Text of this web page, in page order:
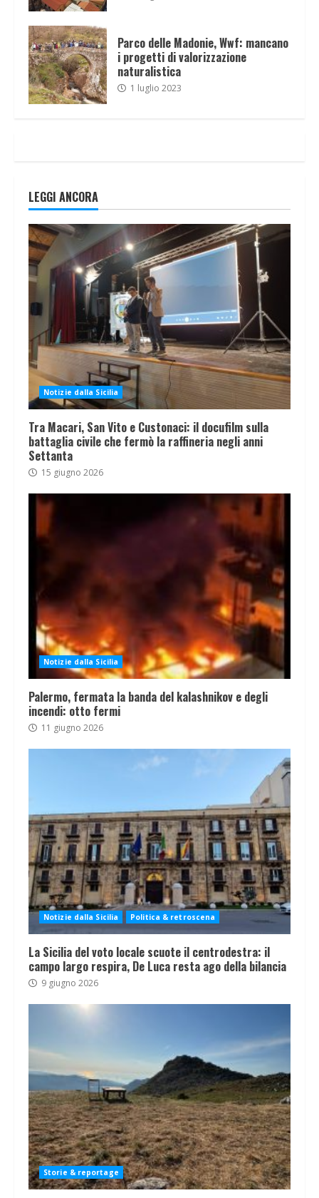
Parco delle Madonie, Wwf: mancano
i progetti di valorizzazione
naturalistica
1 luglio 2023
LEGGI ANCORA
Notizie dalla Sicilia
Tra Macari, San Vito e Custonaci: il docufilm sulla
battaglia civile che fermò la raffineria negli anni
Settanta
15 giugno 2026
Notizie dalla Sicilia
Palermo, fermata la banda del kalashnikov e degli
incendi: otto fermi
11 giugno 2026
Notizie dalla Sicilia Politica & retroscena
La Sicilia del voto locale scuote il centrodestra: il
campo largo respira, De Luca resta ago della bilancia
9 giugno 2026
Storie & reportage